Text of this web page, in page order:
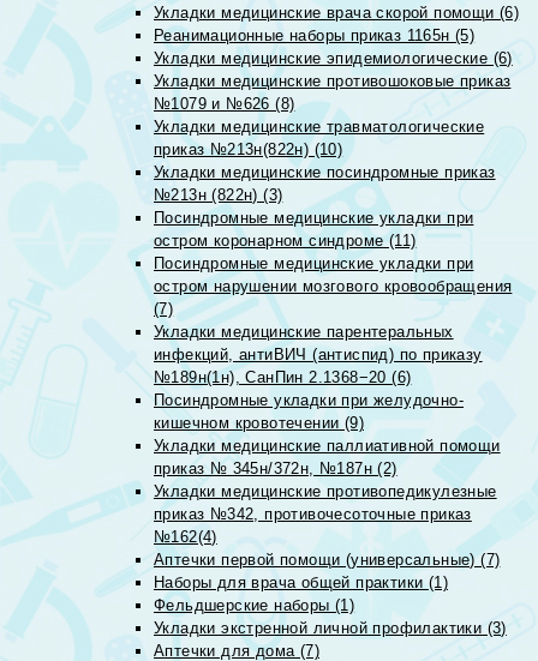
Укладки медицинские врача скорой помощи (6)
Реанимационные наборы приказ 1165н (5)
Укладки медицинские эпидемиологические (6)
Укладки медицинские противошоковые приказ
№1079 и №626 (8)
Укладки медицинские травматологические
приказ №213н(822н) (10)
Укладки медицинские посиндромные приказ
№213н (822н) (3)
Посиндромные медицинские укладки при
остром коронарном синдроме (11)
Посиндромные медицинские укладки при
остром нарушении мозгового кровообращения
(7)
Укладки медицинские парентеральных
инфекций, антиВИЧ (антиспид) по приказу
№189н(1н), СанПин 2.1368−20 (6)
Посиндромные укладки при желудочно-
кишечном кровотечении (9)
Укладки медицинские паллиативной помощи
приказ № 345н/372н, №187н (2)
Укладки медицинские противопедикулезные
приказ №342, противочесоточные приказ
№162(4)
Аптечки первой помощи (универсальные) (7)
Наборы для врача общей практики (1)
Фельдшерские наборы (1)
Укладки экстренной личной профилактики (3)
Аптечки для дома (7)